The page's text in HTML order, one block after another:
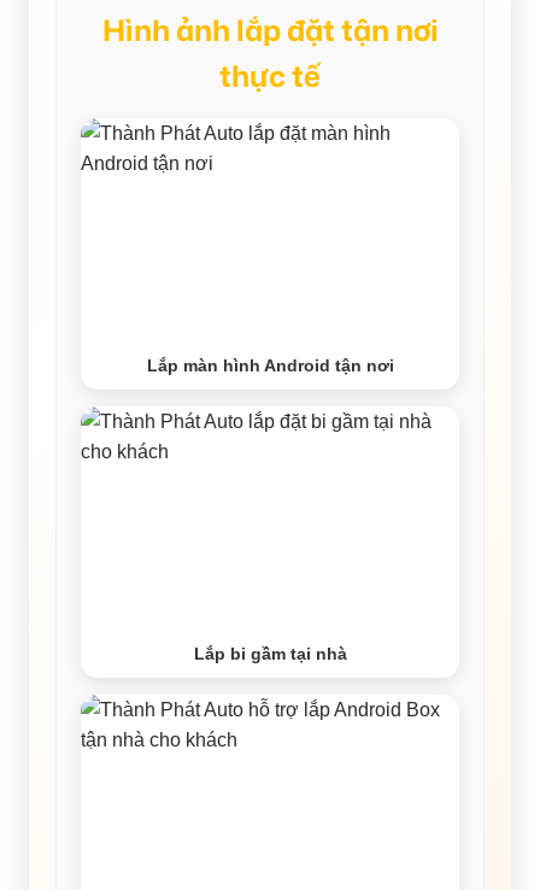
Hình ảnh lắp đặt tận nơi
thực tế
Lắp màn hình Android tận nơi
Lắp bi gầm tại nhà